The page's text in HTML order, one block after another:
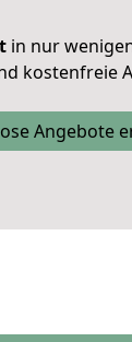
in nur
kostenfreie
Angebote